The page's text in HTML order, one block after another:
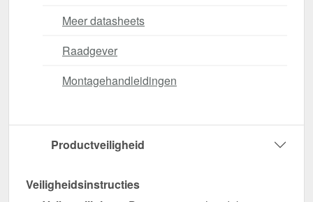
Meer datasheets
Raadgever
Montagehandleidingen
Productveiligheid
Veiligheidsinstructies